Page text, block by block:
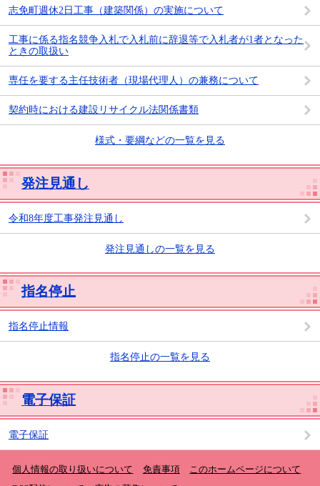
志免町週休2日工事（建築関係）の実施について
工事に係る指名競争入札で入札前に辞退等で入札者が1者となった
ときの取扱い
専任を要する主任技術者（現場代理人）の兼務について
契約時における建設リサイクル法関係書類
様式・要綱などの一覧を見る
発注見通し
令和8年度工事発注見通し
発注見通しの一覧を見る
指名停止
指名停止情報
指名停止の一覧を見る
電子保証
電子保証
個人情報の取り扱いについて 免責事項
このホームページについて